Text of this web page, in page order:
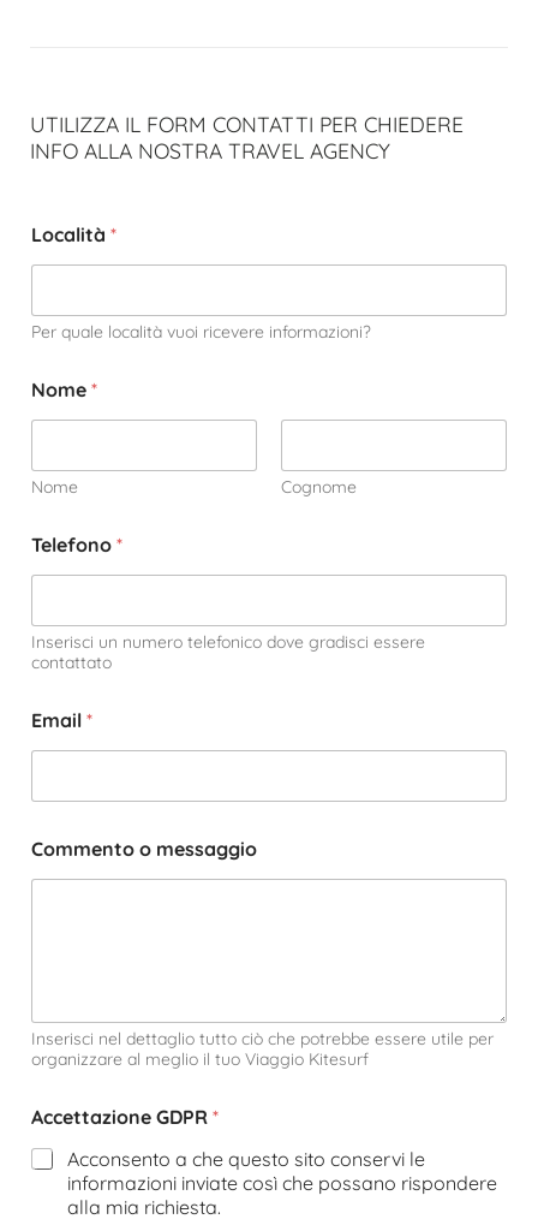
UTILIZZA IL FORM CONTATTI PER CHIEDERE
INFO ALLA NOSTRA TRAVEL AGENCY
Località *
Per quale località vuoi ricevere informazioni?
Nome *
Nome Cognome
Telefono *
Inserisci un numero telefonico dove gradisci essere
contattato
Email *
Commento o messaggio
Inserisci nel dettaglio tutto ciò che potrebbe essere utile per
organizzare al meglio il tuo Viaggio Kitesurf
Accettazione GDPR *
Acconsento a che questo sito conservi le
informazioni inviate così che possano rispondere
alla mia richiesta.